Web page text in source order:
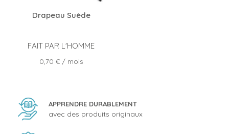
Drapeau Suède
FAIT PAR L'HOMME
Prix
0,70 € / mois
APPRENDRE DURABLEMENT
avec des produits originaux